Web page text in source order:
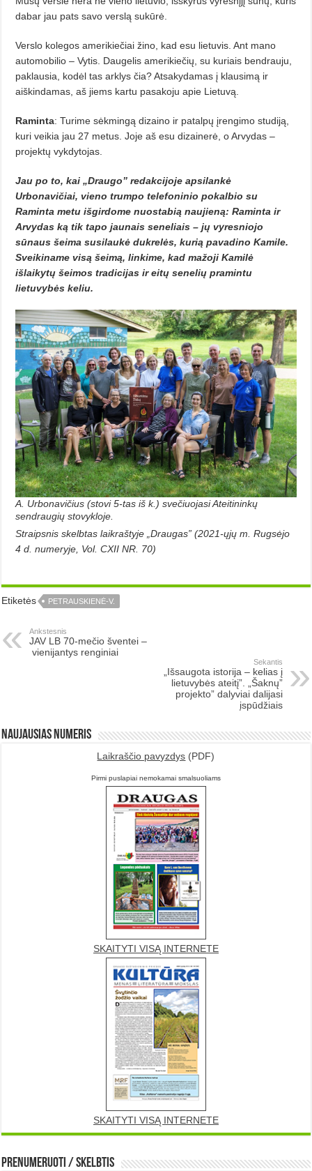
dabar jau pats savo verslą sukūrė.
Verslo kolegos amerikiečiai žino, kad esu lietuvis. Ant mano
automobilio – Vytis. Daugelis amerikiečių, su kuriais bendrauju,
paklausia, kodėl tas arklys čia? Atsakydamas į klausimą ir
aiškindamas, aš jiems kartu pasakoju apie Lietuvą.
Raminta: Turime sėkmingą dizaino ir patalpų įrengimo studiją,
kuri veikia jau 27 metus. Joje aš esu dizainerė, o Arvydas –
projektų vykdytojas.
Jau po to, kai „Draugo” redakcijoje apsilankė
Urbonavičiai, vieno trumpo telefoninio pokalbio su
Raminta metu išgirdome nuostabią naujieną: Raminta ir
Arvydas ką tik tapo jaunais seneliais – jų vyresniojo
sūnaus šeima susilaukė dukrelės, kurią pavadino Kamile.
Sveikiname visą šeimą, linkime, kad mažoji Kamilė
išlaikytų šeimos tradicijas ir eitų senelių pramintu
lietuvybės keliu.
A. Urbonavičius (stovi 5-tas iš k.) svečiuojasi Ateitininkų
sendraugių stovykloje.
Straipsnis skelbtas laikraštyje „Draugas” (2021-ųjų m. Rugsėjo
4 d. numeryje, Vol. CXII NR. 70)
Etiketės PETRAUSKIENĖ-V.
Ankstesnis
JAV LB 70-mečio šventei –
vienijantys renginiai
Sekantis
„Išsaugota istorija – kelias į
lietuvybės ateitį”. „Šaknų”
projekto” dalyviai dalijasi
įspūdžiais
Naujausias numeris
Laikraščio pavyzdys (PDF)
Pirmi puslapiai nemokamai smalsuoliams
SKAITYTI VISĄ INTERNETE
SKAITYTI VISĄ INTERNETE
Prenumeruoti / Skelbtis